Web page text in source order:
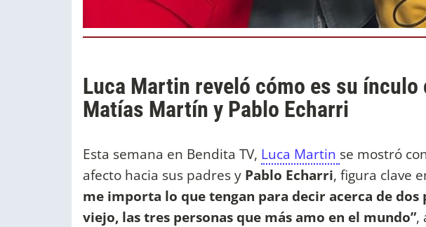
Luca Martin reveló cómo es su ínculo
Matías Martín y Pablo Echarri
Esta semana en Bendita TV, Luca Martin se mostró
afecto hacia sus padres y Pablo Echarri, figura clave
me importa lo que tengan para decir acerca de
viejo, las tres personas que más amo en el mundo”,